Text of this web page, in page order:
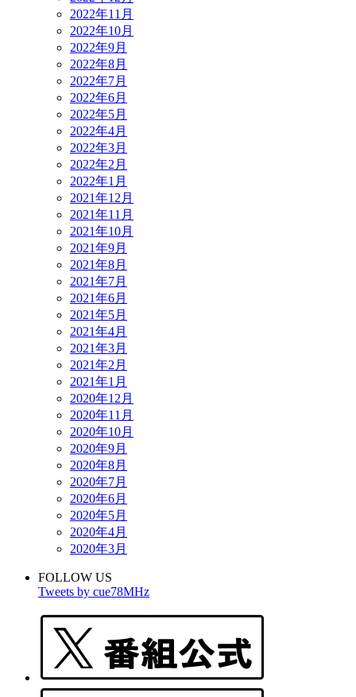
2022年11月
2022年10月
2022年9月
2022年8月
2022年7月
2022年6月
2022年5月
2022年4月
2022年3月
2022年2月
2022年1月
2021年12月
2021年11月
2021年10月
2021年9月
2021年8月
2021年7月
2021年6月
2021年5月
2021年4月
2021年3月
2021年2月
2021年1月
2020年12月
2020年11月
2020年10月
2020年9月
2020年8月
2020年7月
2020年6月
2020年5月
2020年4月
2020年3月
FOLLOW US
Tweets by cue78MHz